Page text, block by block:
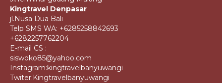
Kingtravel Denpasar
jl.Nusa Dua Bali
Telp SMS WA: +6285258842693
+6282257762204
E-mail CS :
siswoko85@yahoo.com
Instagram:kingtravelbanyuwangi
Twiter:Kingtravelbanyuwangi